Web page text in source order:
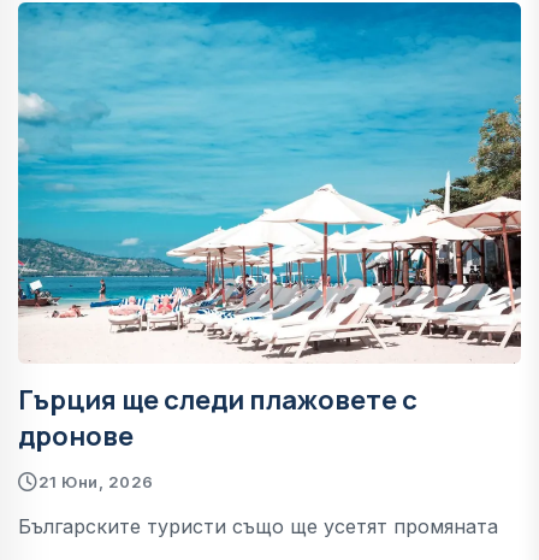
Гърция ще следи плажовете с
дронове
21 Юни, 2026
Българските туристи също ще усетят промяната